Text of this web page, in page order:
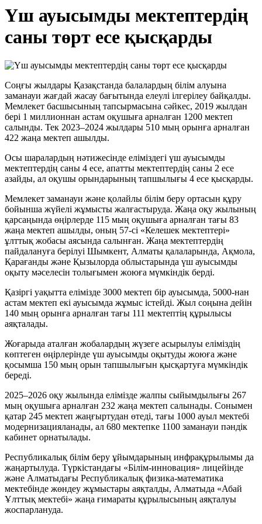
Үш ауысымды мектептердің
саны төрт есе қысқарды
Соңғы жылдары Қазақстанда балалардың білім алуына
заманауи жағдай жасау бағытында елеулі ілгерілеу байқалды.
Мемлекет басшысының тапсырмасына сәйкес, 2019 жылдан
бері 1 миллионнан астам оқушыға арналған 1200 мектеп
салынды. Тек 2023–2024 жылдары 510 мың орынға арналған
422 жаңа мектеп ашылды.
Осы шаралардың нәтижесінде еліміздегі үш ауысымды
мектептердің саны 4 есе, апатты мектептердің саны 2 есе
азайды, ал оқушы орындарының тапшылығы 4 есе қысқарды.
Мемлекет заманауи және қолайлы білім беру ортасын құру
бойынша жүйелі жұмысты жалғастыруда. Жаңа оқу жылының
қарсаңында өңірлерде 115 мың оқушыға арналған тағы 83
жаңа мектеп ашылды, оның 57-сі «Келешек мектептері»
ұлттық жобасы аясында салынған. Жаңа мектептердің
пайдалануға берілуі Шымкент, Алматы қалаларында, Ақмола,
Қарағанды және Қызылорда облыстарында үш ауысымды
оқыту мәселесін толығымен жоюға мүмкіндік берді.
Қазіргі уақытта елімізде 3000 мектеп бір ауысымда, 5000-нан
астам мектеп екі ауысымда жұмыс істейді. Жыл соңына дейін
140 мың орынға арналған тағы 111 мектептің құрылысы
аяқталады.
Жоғарыда аталған жобалардың жүзеге асырылуы еліміздің
көптеген өңірлерінде үш ауысымды оқытуды жоюға және
қосымша 150 мың орын тапшылығын қысқартуға мүмкіндік
береді.
2025–2026 оқу жылында елімізде жалпы сыйымдылығы 267
мың оқушыға арналған 232 жаңа мектеп салынады. Сонымен
қатар 245 мектеп жаңғыртудан өтеді, тағы 1000 ауыл мектебі
модернизацияланады, ал 680 мектепке 1100 заманауи пәндік
кабинет орнатылады.
Республикалық білім беру ұйымдарының инфрақұрылымы да
жаңартылуда. Түркістандағы «Білім-инновация» лицейінде
және Алматыдағы Республикалық физика-математика
мектебінде жөндеу жұмыстары аяқталды, Алматыда «Абай
Ұлттық мектебі» жаңа ғимараты құрылысының аяқталуы
жоспарлануда.